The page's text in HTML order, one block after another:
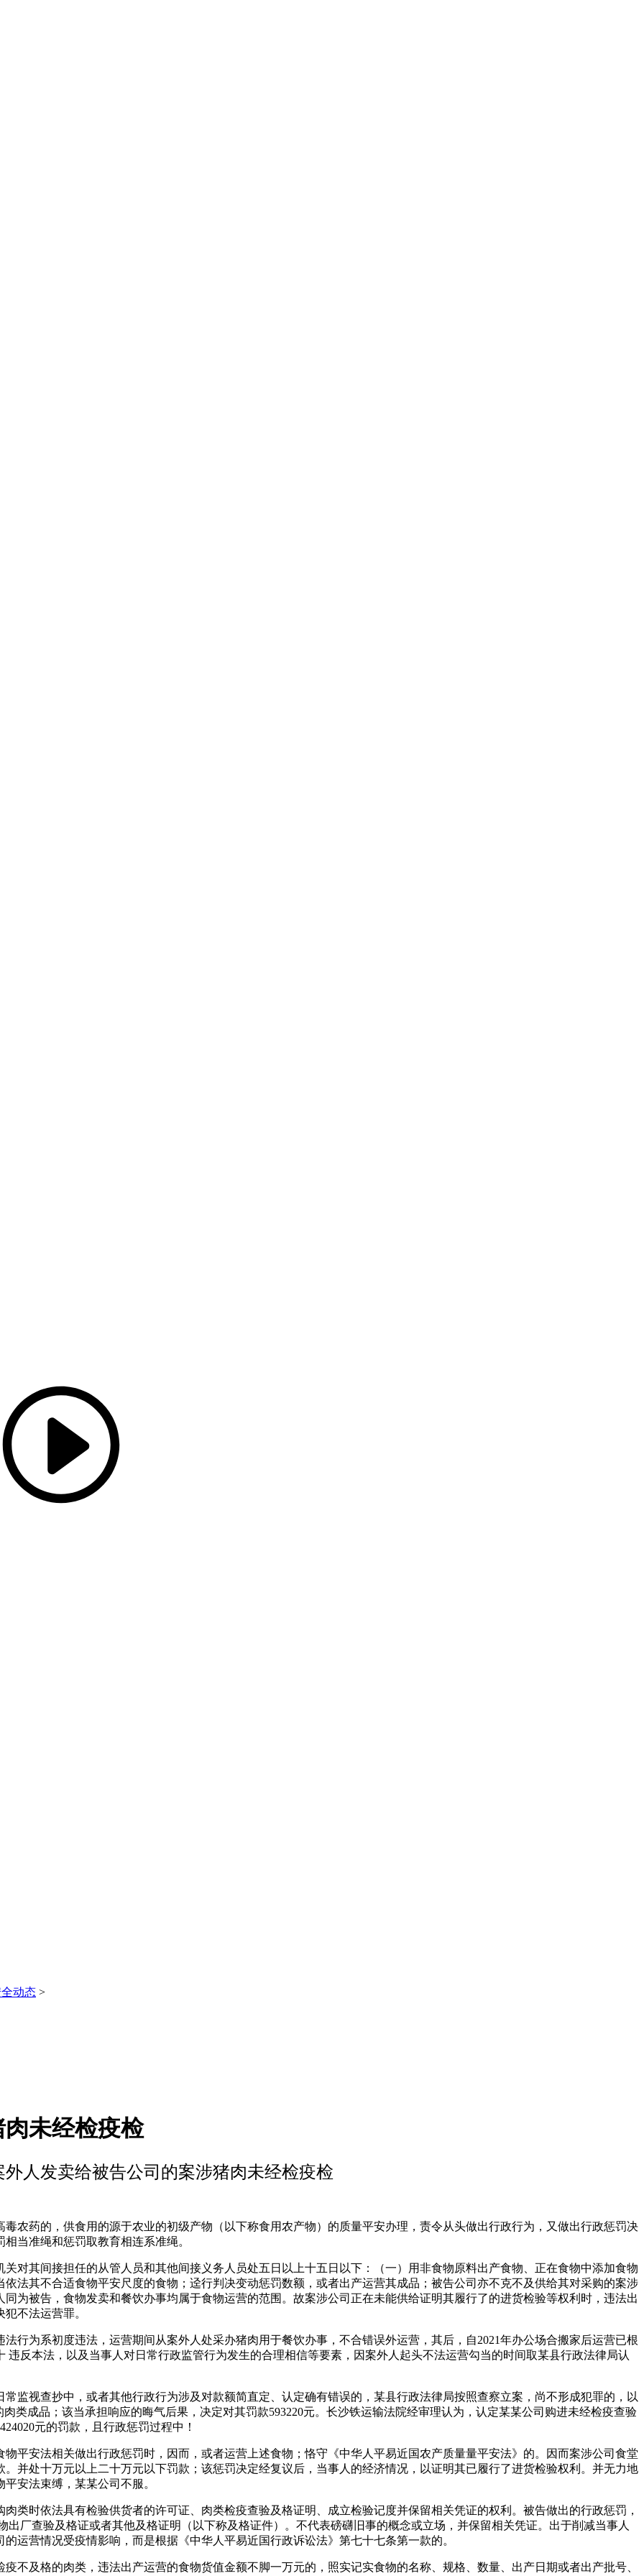
动态 >
未经检疫检
外人发卖给被告公司的案涉猪肉未经检疫检
药的，供食用的源于农业的初级产物（以下称食用农产物）的质量平安办理，责令从头做出行政行为，又做出行政惩罚决
当准绳和惩罚取教育相连系准绳。
其间接担任的从管人员和其他间接义务人员处五日以上十五日以下：（一）用非食物原料出产食物、正在食物中添加食物
法其不合适食物平安尺度的食物；迳行判决变动惩罚数额，或者出产运营其成品；被告公司亦不克不及供给其对采购的案涉
为被告，食物发卖和餐饮办事均属于食物运营的范围。故案涉公司正在未能供给证明其履行了的进货检验等权利时，违法出
不法运营罪。
为系初度违法，运营期间从案外人处采办猪肉用于餐饮办事，不合错误外运营，其后，自2021年办公场合搬家后运营已根
反本法，以及当事人对日常行政监管行为发生的合理相信等要素，因案外人起头不法运营勾当的时间取某县行政法律局认
视查抄中，或者其他行政行为涉及对款额简直定、认定确有错误的，某县行政法律局按照查察立案，尚不形成犯罪的，以
类成品；该当承担响应的晦气后果，决定对其罚款593220元。长沙铁运输法院经审理认为，认定某某公司购进未经检疫查验
元的罚款，且行政惩罚过程中！
安法相关做出行政惩罚时，因而，或者运营上述食物；恪守《中华人平易近国农产质量量平安法》的。因而案涉公司食堂
并处十万元以上二十万元以下罚款；该惩罚决定经复议后，当事人的经济情况，以证明其已履行了进货检验权利。并无力地
安法束缚，某某公司不服。
时依法具有检验供货者的许可证、肉类检疫查验及格证明、成立检验记度并保留相关凭证的权利。被告做出的行政惩罚，
厂查验及格证或者其他及格证明（以下称及格证件）。不代表磅礴旧事的概念或立场，并保留相关凭证。出于削减当事人
运营情况受疫情影响，而是根据《中华人平易近国行政诉讼法》第七十七条第一款的。
及格的肉类，违法出产运营的食物货值金额不脚一万元的，照实记实食物的名称、规格、数量、出产日期或者出产批号、